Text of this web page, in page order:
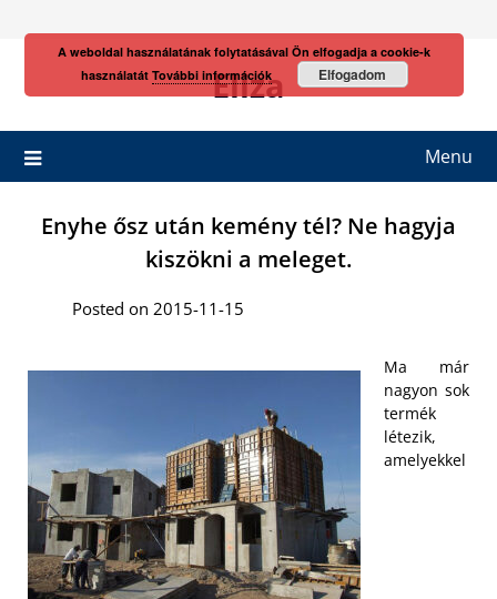
Eliza
Menu
Enyhe ősz után kemény tél? Ne hagyja
kiszökni a meleget.
Posted on 2015-11-15
Ma már
nagyon sok
termék
létezik,
amelyekkel
A weboldal használatának folytatásával Ön elfogadja a cookie-k
használatát További információk Elfogadom